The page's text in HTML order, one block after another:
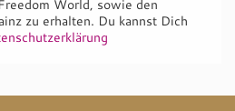
World, sowie den
zu erhalten. Du kannst Dich